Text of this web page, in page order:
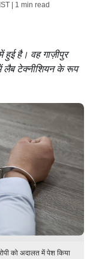
| 1 min read
हुई है। वह गाज़ीपुर
लैब टेक्नीशियन के रूप
को अदालत में पेश किया